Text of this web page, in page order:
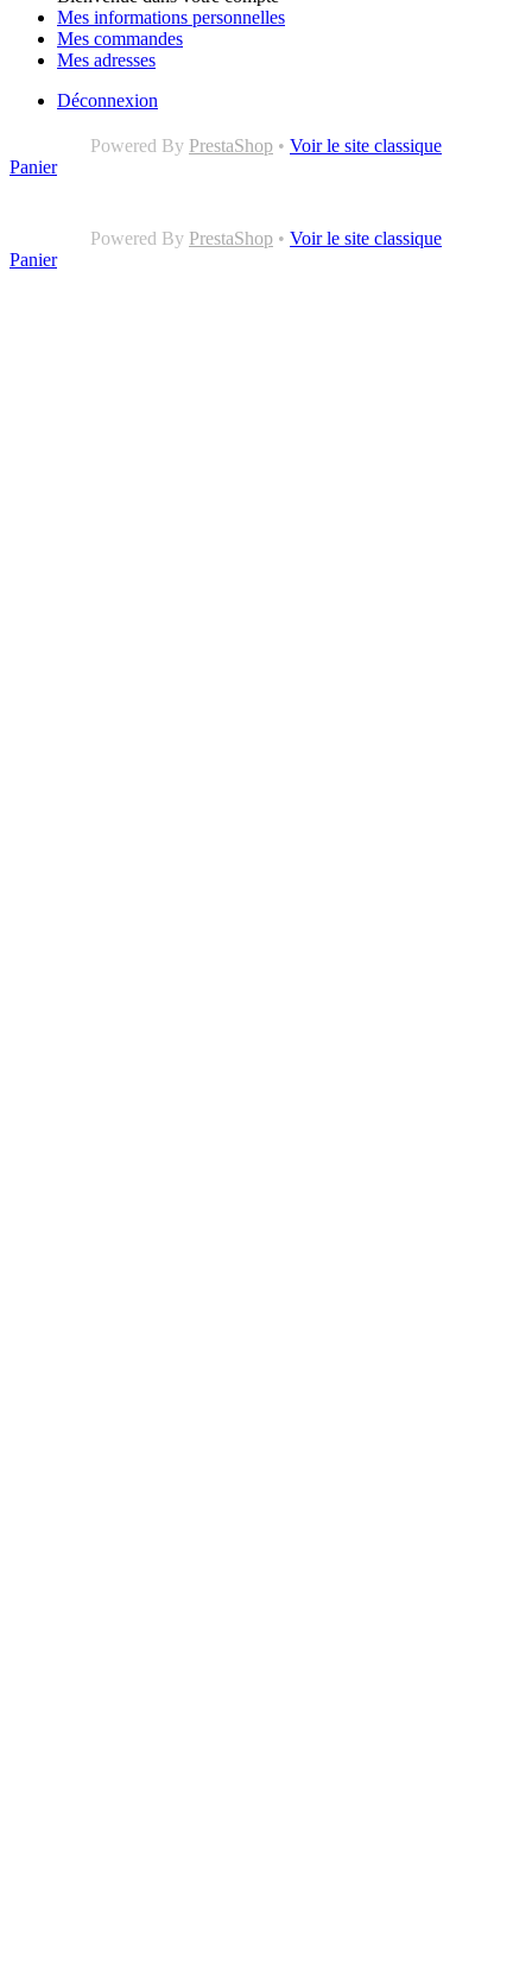
Mes informations personnelles
Mes commandes
Mes adresses
Déconnexion
Powered By PrestaShop • Voir le site classique
Panier
Powered By PrestaShop • Voir le site classique
Panier